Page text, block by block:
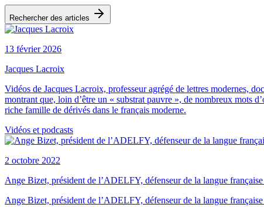
Rechercher des articles
13 février 2026
Jacques Lacroix
Vidéos de Jacques Lacroix, professeur agrégé de lettres modernes,
montrant que, loin d’être un « substrat pauvre », de nombreux mots
riche famille de dérivés dans le français moderne.
Vidéos et podcasts
2 octobre 2022
Ange Bizet, président de l’ADELFY, défenseur de la langue
Ange Bizet, président de l’ADELFY, défenseur de la langue